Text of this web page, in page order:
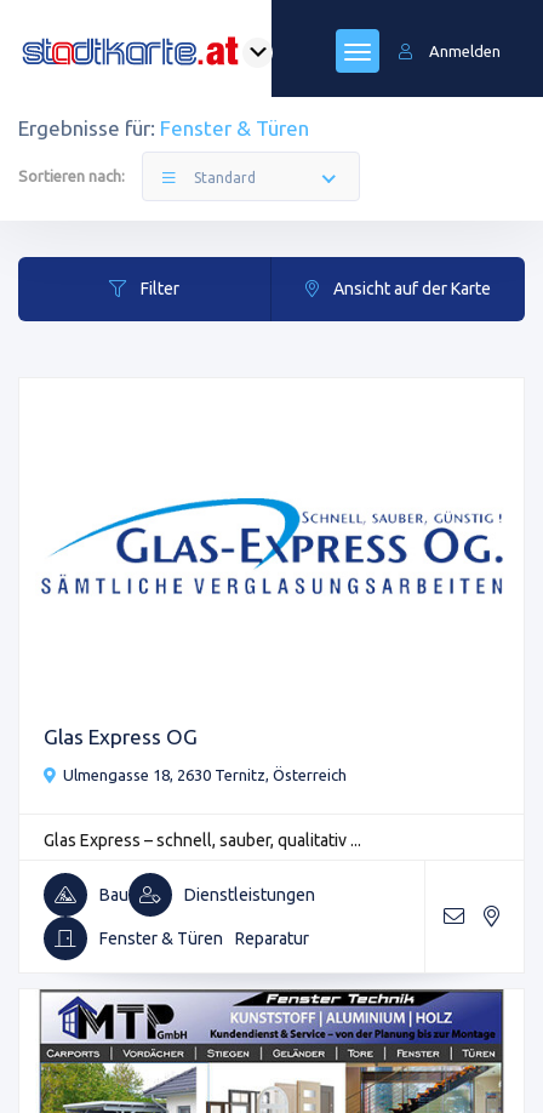
Anmelden
Ergebnisse für: Fenster & Türen
Sortieren nach: Standard
Filter Ansicht auf der Karte
Glas Express OG
Ulmengasse 18, 2630 Ternitz, Österreich
Glas Express – schnell, sauber, qualitativ ...
Bau Dienstleistungen
Fenster & Türen Reparatur